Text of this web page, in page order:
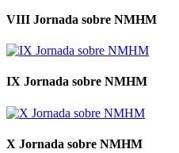
VIII Jornada sobre NMHM
IX Jornada sobre NMHM
X Jornada sobre NMHM